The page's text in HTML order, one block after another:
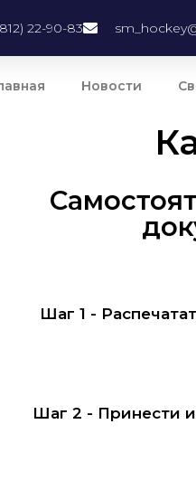
22-90-83
Новости
Шаг 1 -
Шаг 2 - Принести